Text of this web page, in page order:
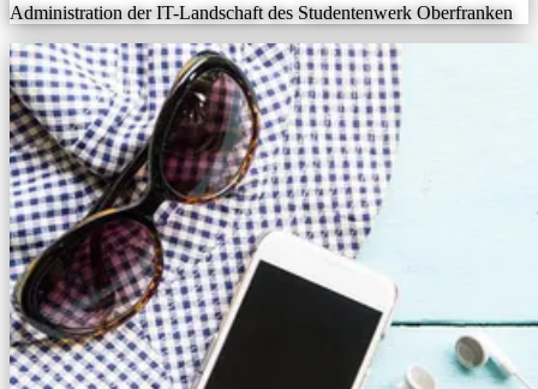
Administration der IT-Landschaft des Studentenwerk Oberfranken